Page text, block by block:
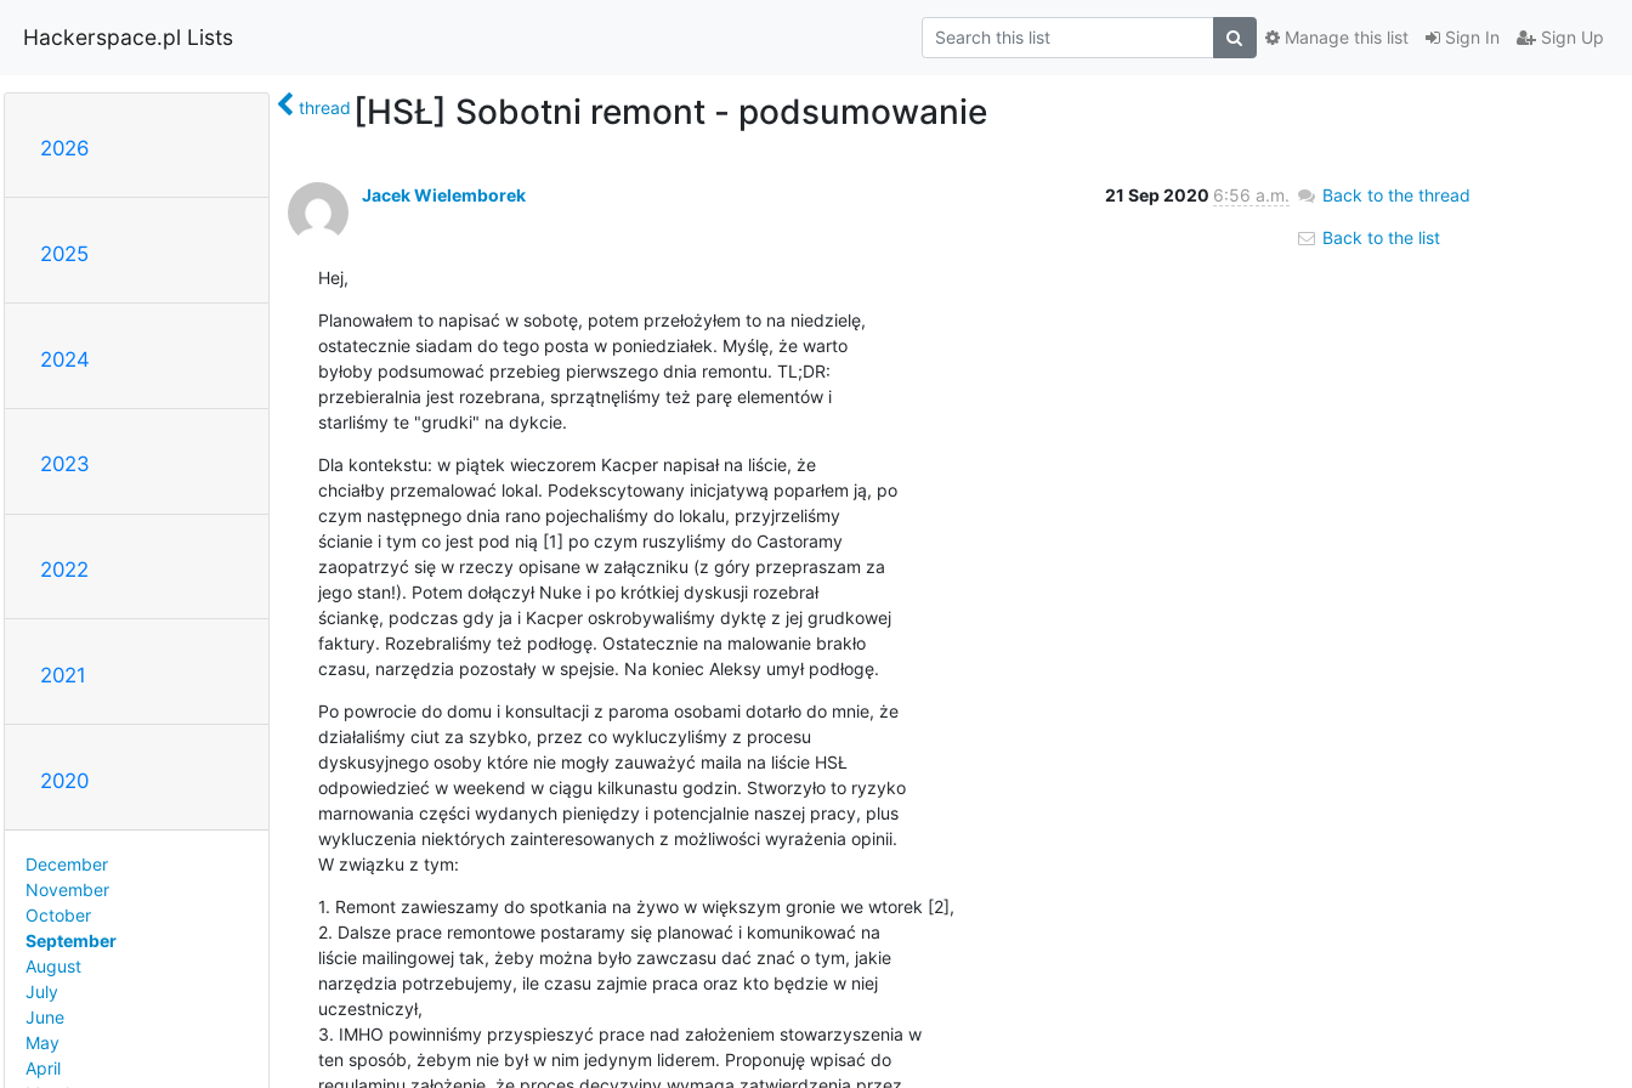
Hackerspace.pl Lists Sign In Sign Up
Manage this list
2026
2025
2024
2023
2022
2021
2020
December
November
October
September
August
July
June
May
April
thread [HSŁ] Sobotni remont - podsumowanie
Jacek Wielemborek 21 Sep 2020 6:56 a.m.
Hej,
Planowałem to napisać w sobotę, potem przełożyłem to na niedzielę,
ostatecznie siadam do tego posta w poniedziałek. Myślę, że warto
byłoby podsumować przebieg pierwszego dnia remontu. TL;DR:
przebieralnia jest rozebrana, sprzątnęliśmy też parę elementów i
starliśmy te "grudki" na dykcie.
Dla kontekstu: w piątek wieczorem Kacper napisał na liście, że
chciałby przemalować lokal. Podekscytowany inicjatywą poparłem ją, po
czym następnego dnia rano pojechaliśmy do lokalu, przyjrzeliśmy
ścianie i tym co jest pod nią [1] po czym ruszyliśmy do Castoramy
zaopatrzyć się w rzeczy opisane w załączniku (z góry przepraszam za
jego stan!). Potem dołączył Nuke i po krótkiej dyskusji rozebrał
ściankę, podczas gdy ja i Kacper oskrobywaliśmy dyktę z jej grudkowej
faktury. Rozebraliśmy też podłogę. Ostatecznie na malowanie brakło
czasu, narzędzia pozostały w spejsie. Na koniec Aleksy umył podłogę.
Po powrocie do domu i konsultacji z paroma osobami dotarło do mnie, że
działaliśmy ciut za szybko, przez co wykluczyliśmy z procesu
dyskusyjnego osoby które nie mogły zauważyć maila na liście HSŁ
odpowiedzieć w weekend w ciągu kilkunastu godzin. Stworzyło to ryzyko
marnowania części wydanych pieniędzy i potencjalnie naszej pracy, plus
wykluczenia niektórych zainteresowanych z możliwości wyrażenia opinii.
W związku z tym:
1. Remont zawieszamy do spotkania na żywo w większym gronie we wtorek [2],
2. Dalsze prace remontowe postaramy się planować i komunikować na
liście mailingowej tak, żeby można było zawczasu dać znać o tym, jakie
narzędzia potrzebujemy, ile czasu zajmie praca oraz kto będzie w niej
uczestniczył,
3. IMHO powinniśmy przyspieszyć prace nad założeniem stowarzyszenia w
ten sposób, żebym nie był w nim jedynym liderem. Proponuję wpisać do
Back to the thread
Back to the list